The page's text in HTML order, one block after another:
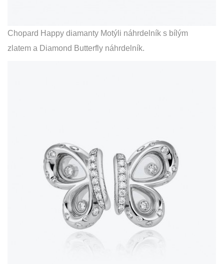
Chopard Happy diamanty Motýli náhrdelník s bílým
zlatem a Diamond Butterfly náhrdelník.